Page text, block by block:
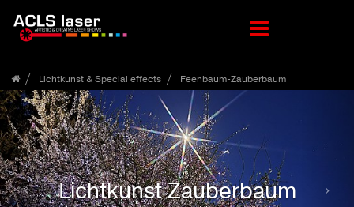
Zum
Inhalt
springen
Lichtkunst & Special effects Feenbaum-Zauberbaum
Lichtkunst Zauberbaum